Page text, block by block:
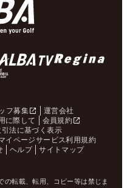
フ募集
運営会社
に際して
会員規約
法に基づく表示
イページサービス利用規約
ヘルプ サイトマップ
の転載、転用、コピー等は禁じま